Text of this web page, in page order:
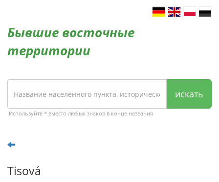
Бывшие восточные
территории
искать
Используйте * вместо любых знаков в конце названия
Tisová